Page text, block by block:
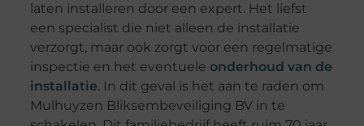
laten installeren door een expert. Het liefst
een specialist die niet alleen de installatie
verzorgt, maar ook zorgt voor een regelmatige
inspectie en het eventuele onderhoud van de
installatie. In dit geval is het aan te raden om
Mulhuyzen Bliksembeveiliging BV in te